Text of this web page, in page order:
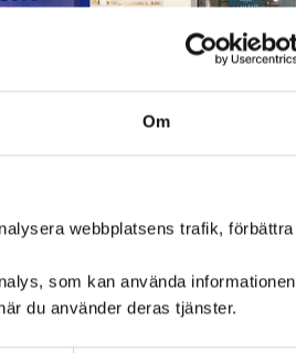
Om
webbplatsens trafik, förbättra
som kan använda informationen
du använder deras tjänster.